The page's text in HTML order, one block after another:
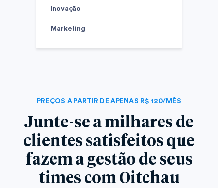
Inovação
Marketing
PREÇOS A PARTIR DE APENAS R$ 120/MÊS
Junte-se a milhares de
clientes satisfeitos que
fazem a gestão de seus
times com Oitchau